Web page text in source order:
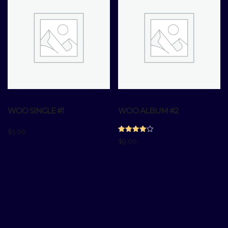
WOO SINGLE #1
$3.00
WOO ALBUM #2
Gewaardeerd
4.00
$9.00